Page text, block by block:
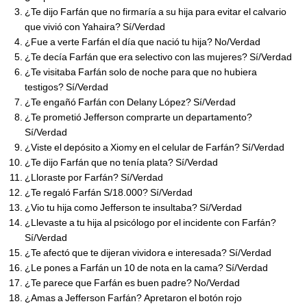
¿Te dijo Farfán que no firmaría a su hija para evitar el calvario
que vivió con Yahaira? Sí/Verdad
¿Fue a verte Farfán el día que nació tu hija? No/Verdad
¿Te decía Farfán que era selectivo con las mujeres? Sí/Verdad
¿Te visitaba Farfán solo de noche para que no hubiera
testigos? Sí/Verdad
¿Te engañó Farfán con Delany López? Sí/Verdad
¿Te prometió Jefferson comprarte un departamento?
Sí/Verdad
¿Viste el depósito a Xiomy en el celular de Farfán? Sí/Verdad
¿Te dijo Farfán que no tenía plata? Sí/Verdad
¿Lloraste por Farfán? Sí/Verdad
¿Te regaló Farfán S/18.000? Sí/Verdad
¿Vio tu hija como Jefferson te insultaba? Sí/Verdad
¿Llevaste a tu hija al psicólogo por el incidente con Farfán?
Sí/Verdad
¿Te afectó que te dijeran vividora e interesada? Sí/Verdad
¿Le pones a Farfán un 10 de nota en la cama? Sí/Verdad
¿Te parece que Farfán es buen padre? No/Verdad
¿Amas a Jefferson Farfán? Apretaron el botón rojo